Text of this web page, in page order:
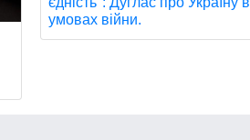
умовах війни.